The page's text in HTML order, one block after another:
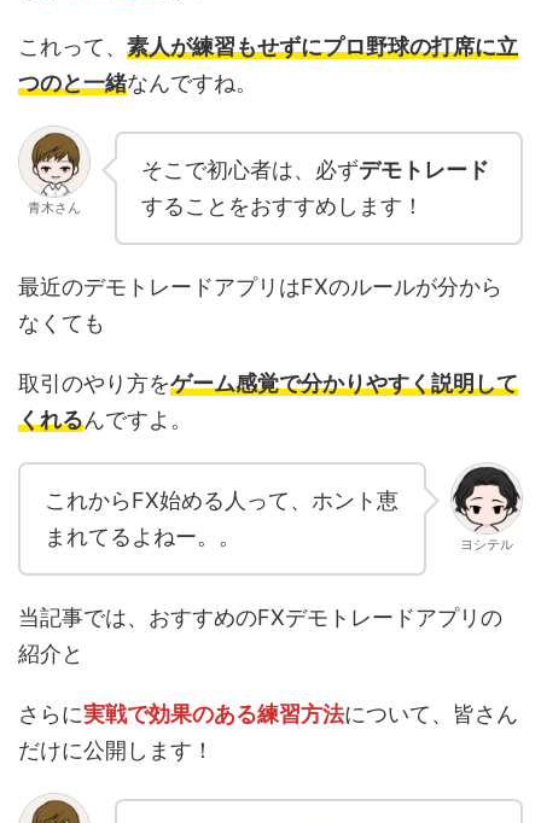
これって、 素人が練習もせずにプロ野球の打席に立
つのと一緒なんですね。
青木さん
そこで初心者は、必ずデモトレード
することをおすすめします！
最近のデモトレードアプリはFXのルールが分から
なくても
取引のやり方をゲーム感覚で分かりやすく説明して
くれるんですよ。
これからFX始める人って、ホント恵
まれてるよねー。。
ヨシテル
当記事では、おすすめのFXデモトレードアプリの
紹介と
さらに実戦で効果のある練習方法について、皆さん
だけに公開します！